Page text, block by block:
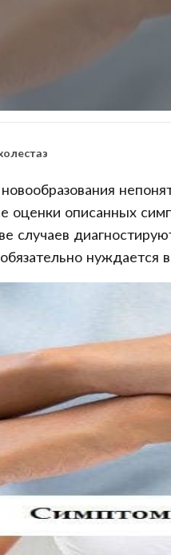
оценки описанных
случаев
нуждается